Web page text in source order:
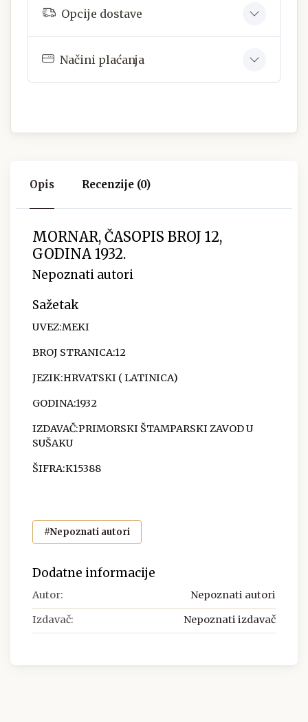
Opcije dostave
Načini plaćanja
Opis Recenzije (0)
MORNAR, ČASOPIS BROJ 12,
GODINA 1932.
Nepoznati autori
Sažetak
UVEZ:MEKI
BROJ STRANICA:12
JEZIK:HRVATSKI ( LATINICA)
GODINA:1932
IZDAVAČ:PRIMORSKI ŠTAMPARSKI ZAVOD U
SUŠAKU
ŠIFRA:K15388
#Nepoznati autori
Dodatne informacije
Autor: Nepoznati autori
Izdavač: Nepoznati izdavač